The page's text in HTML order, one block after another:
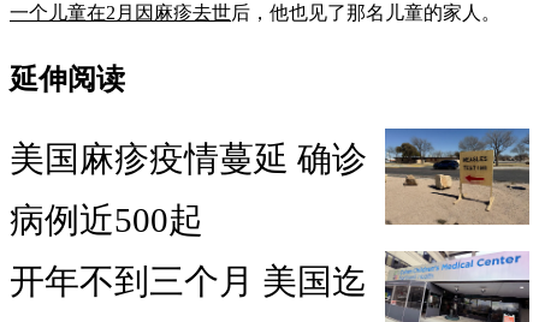
一个儿童在2月因麻疹去世后，他也见了那名儿童的家人。
延伸阅读
美国麻疹疫情蔓延 确诊
病例近500起
开年不到三个月 美国迄